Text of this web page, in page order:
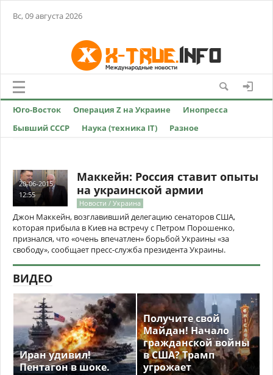
Вс, 09 августа 2026
Юго-Восток Операция Z на Украине
Инопресса
Бывший СССР
Наука (техника IT) Разное
20-06-2015,
12:55
Маккейн: Россия ставит опыты
на украинской армии
Новости / Украина
Джон Маккейн, возглавивший делегацию сенаторов США,
которая прибыла в Киев на встречу с Петром Порошенко,
признался, что «очень впечатлен» борьбой Украины «за
свободу», сообщает пресс-служба президента Украины.
ВИДЕО
Иран удивил!
Пентагон в шоке.
Получите свой
Майдан! Начало
гражданской войны
в США? Трамп
угрожает